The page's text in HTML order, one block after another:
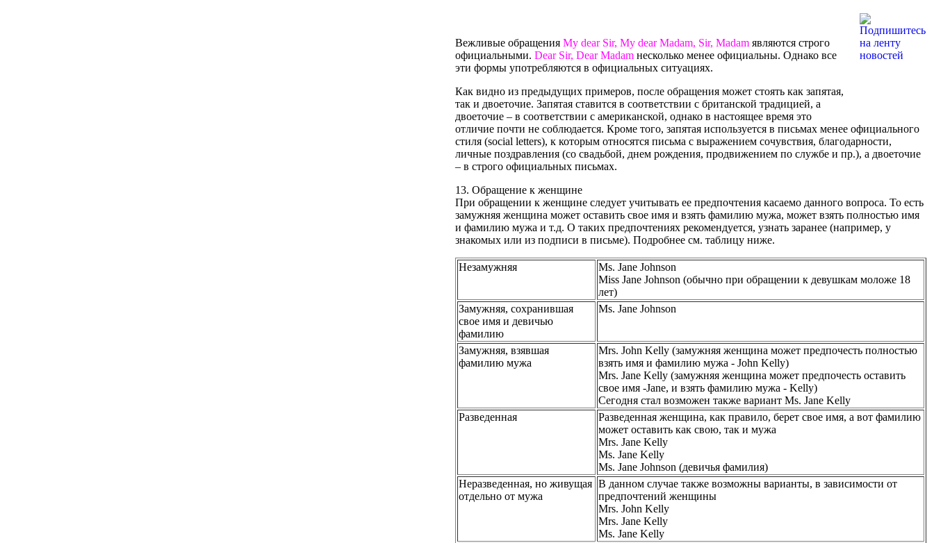
Вежливые обращения My dear Sir, My dear Madam, Sir, Madam являются строго
официальными. Dear Sir, Dear Madam несколько менее официальны. Однако все
эти формы употребляются в официальных ситуациях.
Как видно из предыдущих примеров, после обращения может стоять как запятая,
так и двоеточие. Запятая ставится в соответствии с британской традицией, а
двоеточие – в соответствии с американской, однако в настоящее время это
отличие почти не соблюдается. Кроме того, запятая используется в письмах менее официального
стиля (social letters), к которым относятся письма с выражением сочувствия, благодарности,
личные поздравления (со свадьбой, днем рождения, продвижением по службе и пр.), а двоеточие
– в строго официальных письмах.
13. Обращение к женщине
При обращении к женщине следует учитывать ее предпочтения касаемо данного вопроса. То есть
замужняя женщина может оставить свое имя и взять фамилию мужа, может взять полностью имя
и фамилию мужа и т.д. О таких предпочтениях рекомендуется, узнать заранее (например, у
знакомых или из подписи в письме). Подробнее см. таблицу ниже.
Незамужняя
Ms. Jane Johnson
Miss Jane Johnson (обычно при обращении к девушкам моложе 18
лет)
Замужняя, сохранившая
свое имя и девичью
фамилию
Ms. Jane Johnson
Замужняя, взявшая
фамилию мужа
Mrs. John Kelly (замужняя женщина может предпочесть полностью
взять имя и фамилию мужа - John Kelly)
Mrs. Jane Kelly (замужняя женщина может предпочесть оставить
свое имя -Jane, и взять фамилию мужа - Kelly)
Сегодня стал возможен также вариант Ms. Jane Kelly
Разведенная
Разведенная женщина, как правило, берет свое имя, а вот фамилию
может оставить как свою, так и мужа
Mrs. Jane Kelly
Ms. Jane Kelly
Ms. Jane Johnson (девичья фамилия)
Неразведенная, но живущая
отдельно от мужа
В данном случае также возможны варианты, в зависимости от
предпочтений женщины
Mrs. John Kelly
Mrs. Jane Kelly
Ms. Jane Kelly